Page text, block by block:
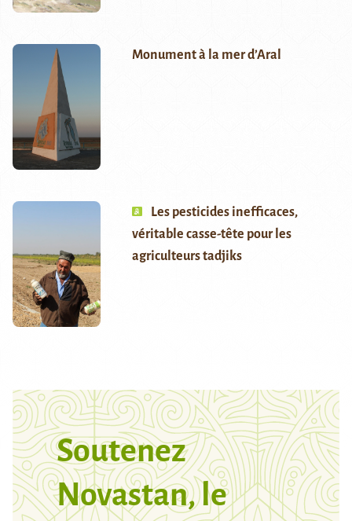
Monument à la mer d’Aral
Les pesticides inefficaces,
véritable casse-tête pour les
agriculteurs tadjiks
Soutenez
Novastan, le